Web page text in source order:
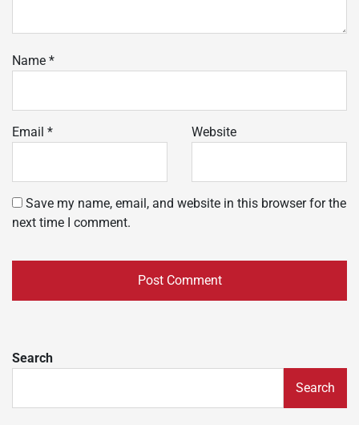
Name *
Email * Website
Save my name, email, and website in this browser for the
next time I comment.
Search
Search